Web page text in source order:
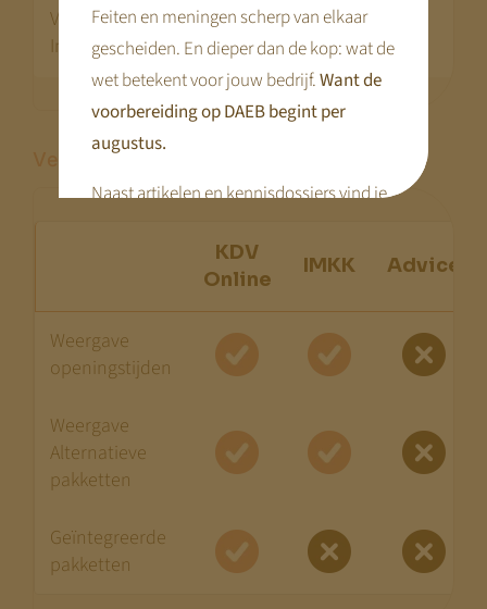
VVE
Indicatie
Vergelijk op UX voor ouders
KDV
Online
IMKK Advice
Weergave
openingstijden
Weergave
Alternatieve
pakketten
Geïntegreerde
pakketten
Feiten en meningen scherp van elkaar
gescheiden. En dieper dan de kop: wat de
wet betekent voor jouw bedrijf.Want de
voorbereiding op DAEB begint per
augustus.
Naast artikelen en kennisdossiers vind je
voorbereiding concreet maken.
Disclaimer:
We bouwen terwijl je meekijkt. Niet alle
pagina’s zijn al compleet.
Kom terug
Met vriendelijke groet,